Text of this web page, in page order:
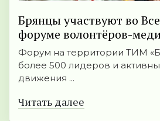
Брянцы участвуют во
форуме волонтёров-
Форум на территории ТИМ
более 500 лидеров и
движения ...
Читать далее